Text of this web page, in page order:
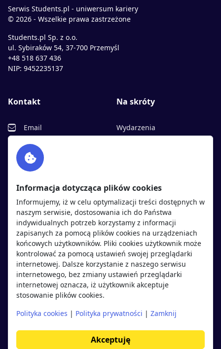
Serwis Students.pl - uniwersum kariery
© 2026 - Wszelkie prawa zastrzeżone
Students.pl Sp. z o.o.
ul. Sybiraków 54, 37-700 Przemyśl
+48 518 637 436
NIP: 9452235137
Kontakt
Email
Facebook
Twitter
Na skróty
Wydarzenia
Polityka cookies
Polityka prywatności
Kandydaci
Regulamin kandydata
Oferty pracy
Pracodawcy
Opinie o pracodawcach
Blog
Pracodawcy
Regulamin pracodawcy
Dodaj ogłoszenie
Informacja dotycząca plików cookies
Informujemy, iż w celu optymalizacji treści dostępnych w
naszym serwisie, dostosowania ich do Państwa
indywidualnych potrzeb korzystamy z informacji
zapisanych za pomocą plików cookies na urządzeniach
końcowych użytkowników. Pliki cookies użytkownik może
kontrolować za pomocą ustawień swojej przeglądarki
internetowej. Dalsze korzystanie z naszego serwisu
internetowego, bez zmiany ustawień przeglądarki
internetowej oznacza, iż użytkownik akceptuje
stosowanie plików cookies.
Polityka cookies | Polityka prywatności | Zamknij
Akceptuję